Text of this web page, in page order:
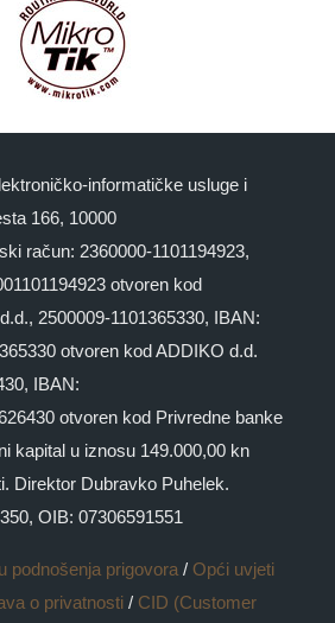
informatičke usluge i
166, 10000
račun: 2360000-1101194923,
otvoren kod
2500009-1101365330, IBAN:
otvoren kod ADDIKO d.d.
IBAN:
otvoren kod Privredne banke
kapital u iznosu 149.000,00 kn
Direktor Dubravko Puhelek.
OIB: 07306591551
podnošenja prigovora / Opći uvjeti
o privatnosti / CID (Customer